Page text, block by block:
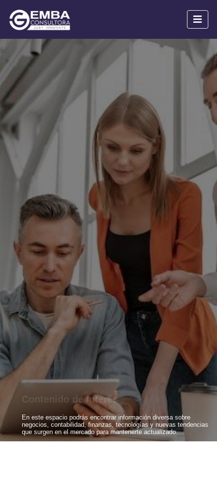
C o n t e n d o d e Interés
En este espacio podrás encontrar información diversa sobre
negocios, contabilidad, finanzas, tecnologías y nuevas tendencias
que surgen en el mercado para mantenerte actualizado.